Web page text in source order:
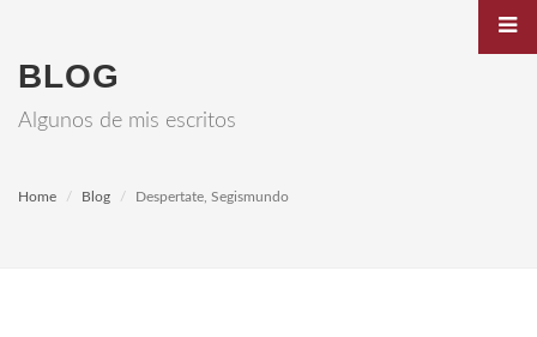
BLOG
Algunos de mis escritos
Home Blog Despertate, Segismundo